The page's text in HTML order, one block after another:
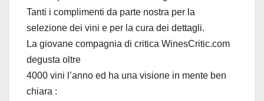
Tanti i complimenti da parte nostra per la
selezione dei vini e per la cura dei dettagli.
La giovane compagnia di critica WinesCritic.com
degusta oltre
4000 vini l’anno ed ha una visione in mente ben
chiara :